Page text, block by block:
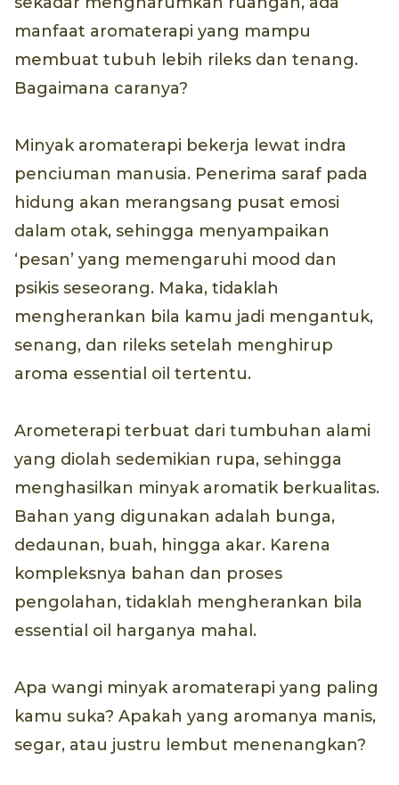
manfaat aromaterapi yang mampu
membuat tubuh lebih rileks dan tenang.
Bagaimana caranya?
Minyak aromaterapi bekerja lewat indra
penciuman manusia. Penerima saraf pada
hidung akan merangsang pusat emosi
dalam otak, sehingga menyampaikan
‘pesan’ yang memengaruhi mood dan
psikis seseorang. Maka, tidaklah
mengherankan bila kamu jadi mengantuk,
senang, dan rileks setelah menghirup
aroma essential oil tertentu.
Arometerapi terbuat dari tumbuhan alami
yang diolah sedemikian rupa, sehingga
menghasilkan minyak aromatik berkualitas.
Bahan yang digunakan adalah bunga,
dedaunan, buah, hingga akar. Karena
kompleksnya bahan dan proses
pengolahan, tidaklah mengherankan bila
essential oil harganya mahal.
Apa wangi minyak aromaterapi yang paling
kamu suka? Apakah yang aromanya manis,
segar, atau justru lembut menenangkan?